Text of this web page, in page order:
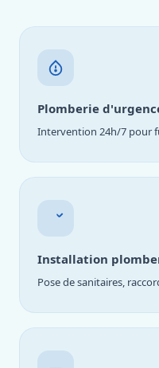
Plomberie
Intervention 24h/7 pour
Installation
Pose de sanitaires,